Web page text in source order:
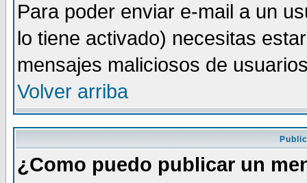
Para poder enviar e-mail a un
lo tiene activado) necesitas
mensajes maliciosos de
Volver arriba
¿Como puedo publicar un